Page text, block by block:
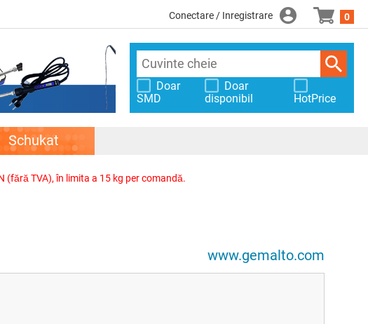
Conectare / Inregistrare 0
Doar
SMD
Doar
disponibil
HotPrice
Schukat
(fără TVA), în limita a 15 kg per comandă.
www.gemalto.com